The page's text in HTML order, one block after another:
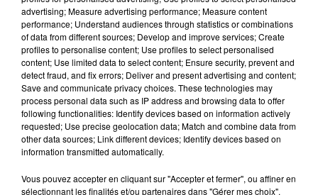
advertising; Measure advertising performance; Measure content
performance; Understand audiences through statistics or combinations
of data from different sources; Develop and improve services; Create
profiles to personalise content; Use profiles to select personalised
content; Use limited data to select content; Ensure security, prevent and
detect fraud, and fix errors; Deliver and present advertising and content;
Save and communicate privacy choices. These technologies may
process personal data such as IP address and browsing data to offer
following functionalities: Identify devices based on information actively
requested; Use precise geolocation data; Match and combine data from
other data sources; Link different devices; Identify devices based on
information transmitted automatically.
Vous pouvez accepter en cliquant sur "Accepter et fermer", ou affiner en
sélectionnant les finalités et/ou partenaires dans "Gérer mes choix".